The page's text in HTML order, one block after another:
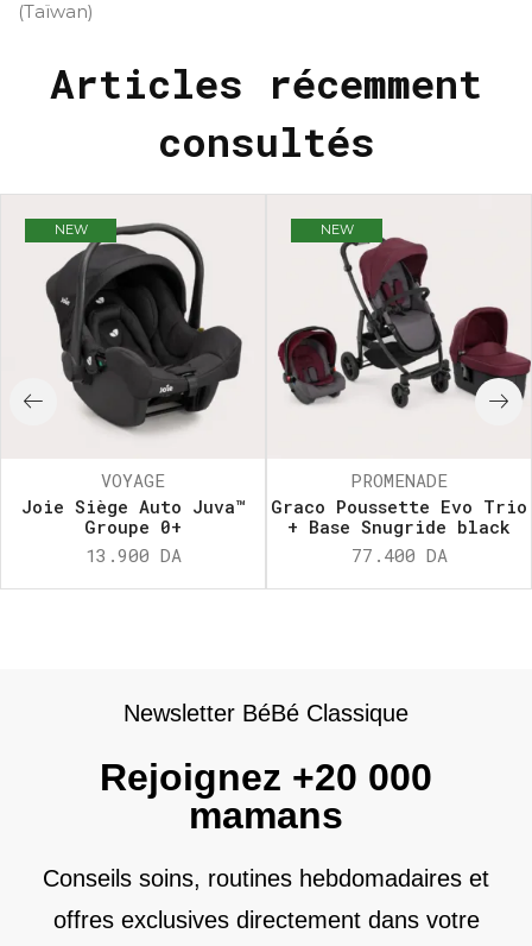
(Taïwan)
Articles récemment
consultés
NEW
VOYAGE
Joie Siège Auto Juva™
Groupe 0+
13.900 DA
NEW
PROMENADE
Graco Poussette Evo Trio
+ Base Snugride black
77.400 DA
Newsletter BéBé Classique
Rejoignez +20 000
mamans
Conseils soins, routines hebdomadaires et
offres exclusives directement dans votre